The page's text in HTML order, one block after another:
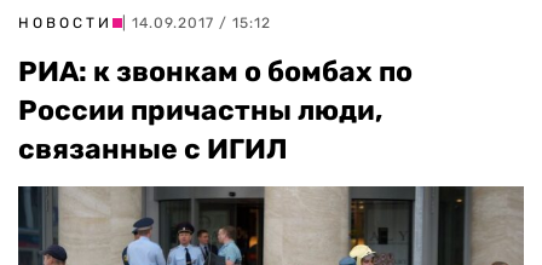
НОВОСТИ | 14.09.2017 / 15:12
РИА: к звонкам о бомбах по
России причастны люди,
связанные с ИГИЛ